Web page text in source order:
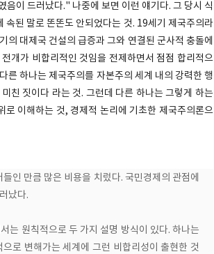
음이 드러났다." 나중에 보면 이런 얘기다. 그 당시 식
속된 말로 똔똔도 안되었다는 것. 19세기 제국주의라
대제국 건설의 급증과 그와 연결된 군사적 충돌에
개가 비합리적인 것임을 전제하면서 점점 합리적으
른 하나는 제국주의를 자본주의 세계 내의 강력한 행
친 짓이다 라는 것. 그런데 다른 하나는 그렇게 하는
이해하는 것, 경제적 논리에 기초한 제국주의론으
인 만큼 많은 비용을 치렀다. 국민경제의 관점에
났다.
는 원칙적으로 두 가지 설명 방식이 있다. 하나는
로 변해가는 세계에 그런 비합리성이 출현한 것